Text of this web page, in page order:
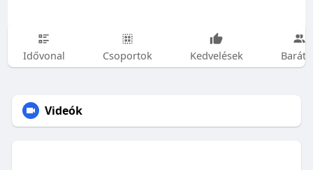
Idővonal Csoportok Kedvelések
Videók